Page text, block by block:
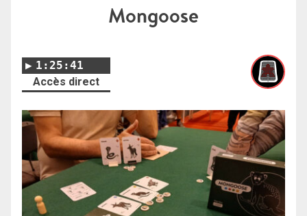
Mongoose
1:25:41
Accès direct